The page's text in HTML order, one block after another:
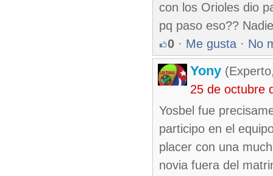
con los Orioles dio
pq paso eso??
0 · Me gusta · No
Yony
25 de octubre
Yosbel fue
participo en el
placer con una
novia fuera del